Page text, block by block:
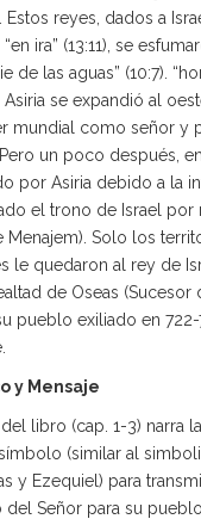
reyes, dados a
ira” (13:11), se
de las aguas” (10:7).
Asiria se expandió al
mundial como señor y
un poco después, en
por Asiria debido a la
el trono de Israel por
Menajem). Solo los
le quedaron al rey de
de Oseas (Sucesor
pueblo exiliado en
y Mensaje
del libro (cap. 1-3) narra
(similar al
y Ezequiel) para
Señor para su